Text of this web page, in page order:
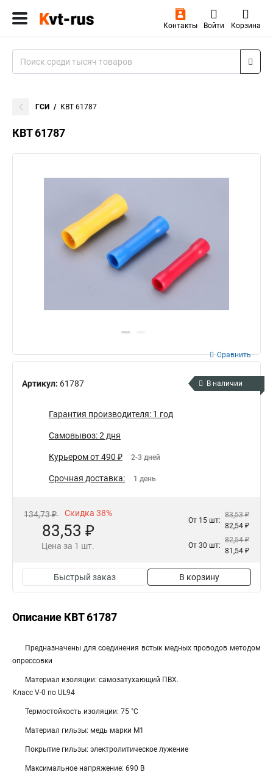
Контакты Войти Корзина
ГСИ КВТ 61787
КВТ 61787
Артикул: 61787
Сравнить
В наличии
Гарантия производителя: 1 год
Самовывоз: 2 дня
Курьером от 490 ₽ 2-3 дней
Срочная доставка: 1 день
134,73 ₽ Скидка 38%
83,53 ₽
Цена за 1 шт.
От 15 шт:
83,53 ₽
82,54 ₽
От 30 шт:
82,54 ₽
81,54 ₽
Быстрый заказ В корзину
Описание КВТ 61787
Предназначены для соединения встык медных проводов методом
опрессовки
Материал изоляции: самозатухающий ПВХ.
Класс V-0 по UL94
Термостойкость изоляции: 75 °C
Материал гильзы: медь марки М1
Покрытие гильзы: электролитическое лужение
Максимальное напряжение: 690 В